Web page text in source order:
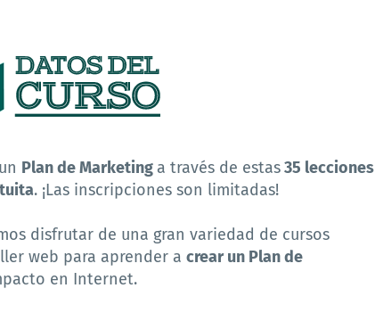
Plan de Marketing a través de estas35 lecciones
. ¡Las inscripciones son limitadas!
disfrutar de una gran variedad de cursos
web para aprender a crear un Plan de
en Internet.